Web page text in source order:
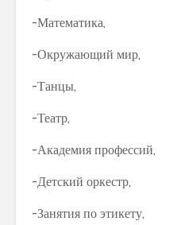
-Математика,
-Окружающий мир,
-Танцы,
-Театр,
-Академия профессий,
-Детский оркестр,
-Занятия по этикету,